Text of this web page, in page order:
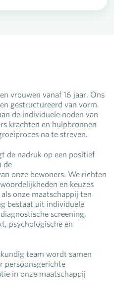
vrouwen vanaf 16 jaar. Ons
gestructureerd van vorm.
de individuele noden van
krachten en hulpbronnen
na te streven.
de nadruk op een positief
de
onze bewoners. We richten
en keuzes
onze maatschappij ten
bestaat uit individuele
screening,
psychologische en
team wordt samen
persoonsgerichte
in onze maatschappij